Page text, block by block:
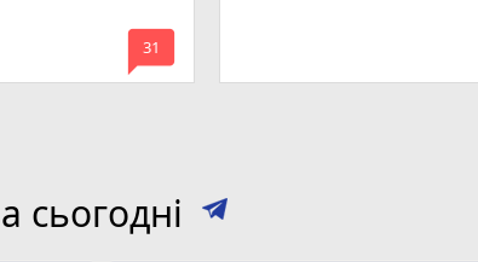
mode_comment
31
сьогодні